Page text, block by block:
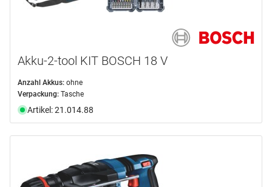
Akku-2-tool KIT BOSCH 18 V
Anzahl Akkus: ohne
Verpackung: Tasche
Artikel: 21.014.88